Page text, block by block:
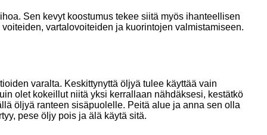
Sen kevyt koostumus tekee siitä myös ihanteellisen
vartalovoiteiden ja kuorintojen valmistamiseen.
varalta. Keskittynyttä öljyä tulee käyttää vain
olet kokeillut niitä yksi kerrallaan nähdäksesi, kestätkö
öljyä ranteen sisäpuolelle. Peitä alue ja anna sen olla
pese öljy pois ja älä käytä sitä.